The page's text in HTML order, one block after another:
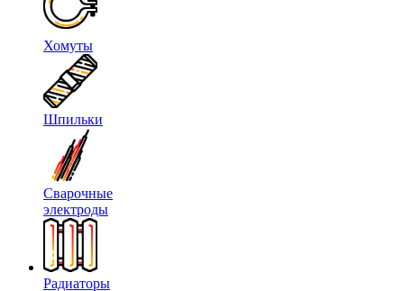
Хомуты
Шпильки
Сварочные
электроды
Радиаторы